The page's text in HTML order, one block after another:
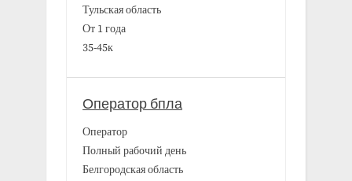
Тульская область
От 1 года
35-45к
Оператор бпла
Оператор
Полный рабочий день
Белгородская область